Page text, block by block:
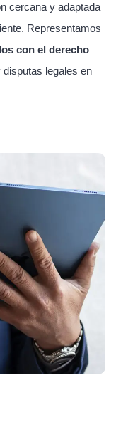
cercana y adaptada
Representamos
con el derecho
legales en